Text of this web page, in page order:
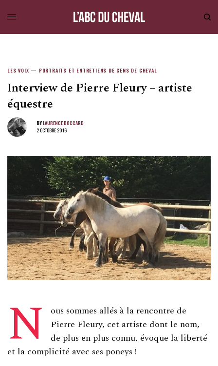
LES VOIX — PORTRAITS ET ENTRETIENS DE GENS DE CHEVAL
Interview de Pierre Fleury – artiste
équestre
BYLAURENCE BOCCARD
2 OCTOBRE 2016
N
ous sommes allés à la rencontre de
Pierre Fleury, cet artiste dont le nom,
de plus en plus connu, évoque la liberté
et la complicité avec ses poneys !